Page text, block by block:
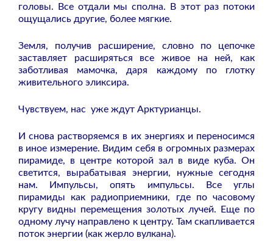
головы. Все отдали мы сполна. В этот раз потоки
ощущались другие, более мягкие.
Земля, получив расширение, словно по цепочке
заставляет расширяться все живое на ней, как
заботливая мамочка, даря каждому по глотку
живительного эликсира.
Чувствуем, нас уже ждут Арктурианцы.
И снова растворяемся в их энергиях и переносимся
в иное измерение. Видим себя в огромных размерах
пирамиде, в центре которой зал в виде куба. Он
светится, вырабатывая энергии, нужные сегодня
нам. Импульсы, опять импульсы. Все углы
пирамиды как радиоприемники, где по часовому
кругу видны перемещения золотых лучей. Еще по
одному лучу направлено к центру. Там скапливается
поток энергии (как жерло вулкана).